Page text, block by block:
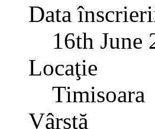
Data
16th June
Locaţie
Timisoara
Vârstă